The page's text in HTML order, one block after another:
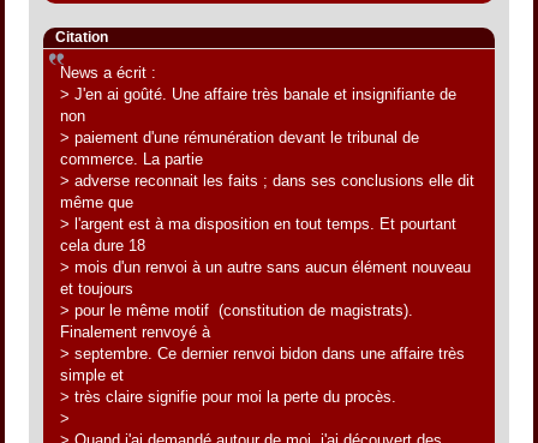
Citation
News a écrit :
> J'en ai goûté. Une affaire très banale et insignifiante de
non
> paiement d'une rémunération devant le tribunal de
commerce. La partie
> adverse reconnait les faits ; dans ses conclusions elle dit
même que
> l'argent est à ma disposition en tout temps. Et pourtant
cela dure 18
> mois d'un renvoi à un autre sans aucun élément nouveau
et toujours
> pour le même motif (constitution de magistrats).
Finalement renvoyé à
> septembre. Ce dernier renvoi bidon dans une affaire très
simple et
> très claire signifie pour moi la perte du procès.
>